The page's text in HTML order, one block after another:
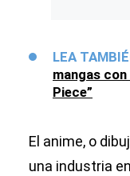
LEA
mangas
Piece”
El anime, o
una industria